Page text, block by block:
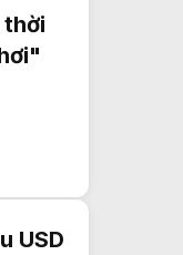
thời
USD